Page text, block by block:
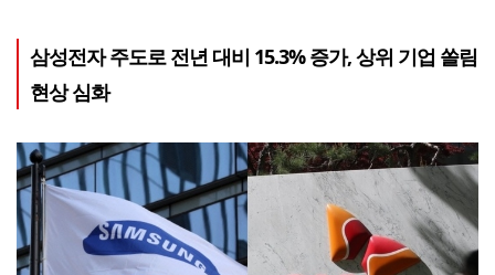
삼성전자 주도로 전년 대비 15.3% 증가, 상위 기업 쏠림
현상 심화